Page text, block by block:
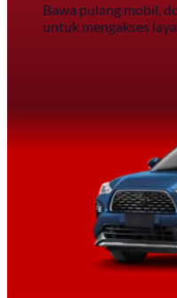
Bawa pulang mobil,
untuk mengakses